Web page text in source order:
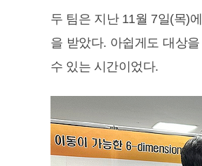
두 팀은 지난 11월 7일(목)
을 받았다. 아쉽게도 대상
수 있는 시간이었다.